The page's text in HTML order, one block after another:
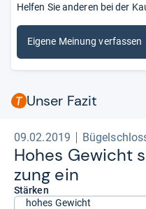
Helfen Sie anderen bei der
Eigene Meinung verfassen
Unser Fazit
09.02.2019
Hohes Gewicht
zung ein
Stärken
hohes Gewicht